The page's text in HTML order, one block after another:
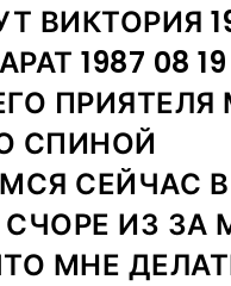
ВИКТОРИЯ
1987 08
ПРИЯТЕЛЯ
СПИНОЙ
СЕЙЧАС В
ИЗ ЗА
МНЕ